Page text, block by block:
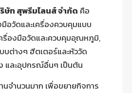
ษัท สุพรีมไลนส์ จำกัด คือ
อวัดและเครื่องควบคุมแบบ
รื่องมือวัดและควบคุมอุณหภูมิ,
บต่างๆ ฮีตเตอร์และหัววัด
ละอุปกรณ์อื่นๆ เป็นต้น
จำนวนมาก เพื่อขยายกิจการ